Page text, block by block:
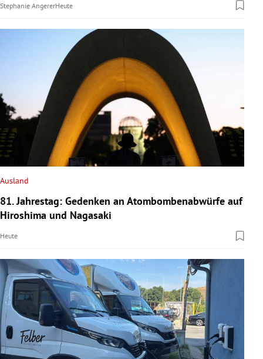
Stephanie AngererHeute
Ausland
81. Jahrestag: Gedenken an Atombombenabwürfe auf
Hiroshima und Nagasaki
Heute